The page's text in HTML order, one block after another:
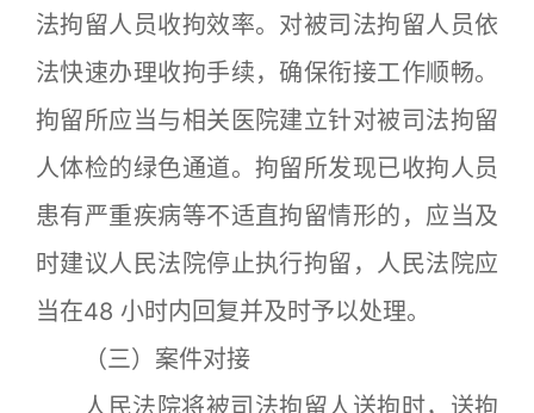
法拘留人员收拘效率。对被司法拘留人员依
法快速办理收拘手续，确保衔接工作顺畅。
拘留所应当与相关医院建立针对被司法拘留
人体检的绿色通道。拘留所发现已收拘人员
患有严重疾病等不适直拘留情形的，应当及
时建议人民法院停止执行拘留，人民法院应
当在48 小时内回复并及时予以处理。
（三）案件对接
人民法院将被司法拘留人送拘时，送拘